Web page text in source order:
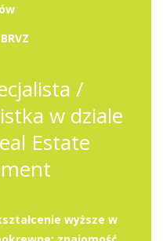
/
w dziale
Estate
wyższe w